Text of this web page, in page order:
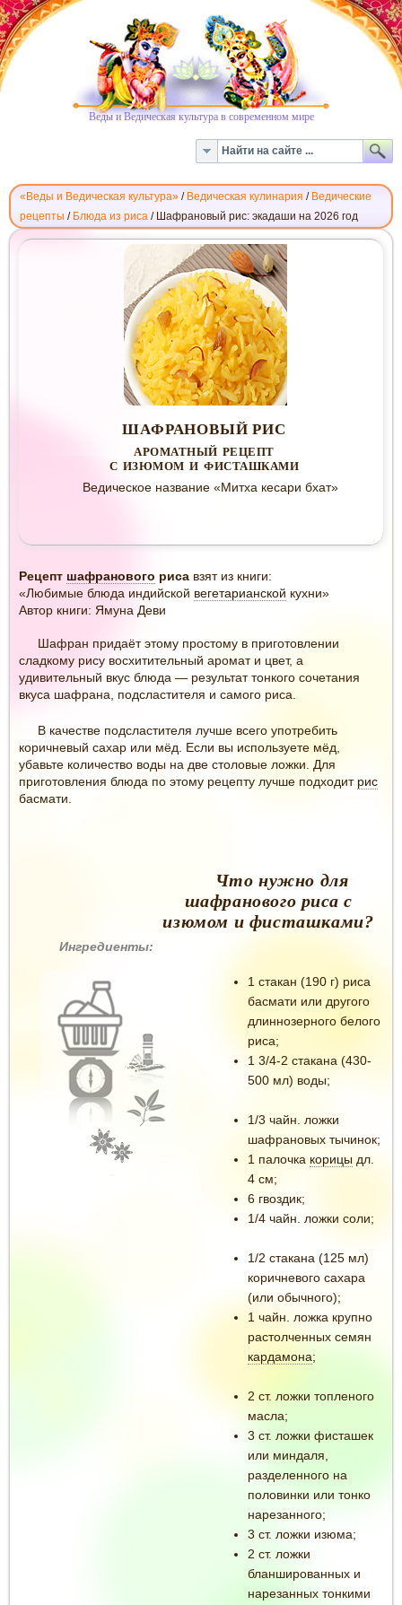
Веды и Ведическая культура в современном мире
«Веды и Ведическая культура» / Ведическая кулинария / Ведические
рецепты / Блюда из риса / Шафрановый рис: экадаши на 2026 год
ШАФРАНОВЫЙ
ШАФРАНОВЫЙ РИС
АРОМАТНЫЙ РЕЦЕПТ
С ИЗЮМОМ И ФИСТАШКАМИ
Ведическое название «Митха кесари бхат»
Рецепт шафранового риса взят из книги:
«Любимые блюда индийской вегетарианской кухни»
Автор книги: Ямуна Деви
Шафран придаёт этому простому в приготовлении
сладкому рису восхитительный аромат и цвет, а
удивительный вкус блюда — результат тонкого сочетания
вкуса шафрана, подсластителя и самого риса.
В качестве подсластителя лучше всего употребить
коричневый сахар или мёд. Если вы используете мёд,
убавьте количество воды на две столовые ложки. Для
приготовления блюда по этому рецепту лучше подходит рис
басмати.
Что нужно для
шафранового риса с
изюмом и фисташками?
Ингредиенты:
1 стакан (190 г) риса
басмати или другого
длиннозерного белого
риса;
1 3/4-2 стакана (430-
500 мл) воды;
1/3 чайн. ложки
шафрановых тычинок;
1 палочка корицы дл.
4 см;
6 гвоздик;
1/4 чайн. ложки соли;
1/2 стакана (125 мл)
коричневого сахара
(или обычного);
1 чайн. ложка крупно
растолченных семян
кардамона;
2 ст. ложки топленого
масла;
3 ст. ложки фисташек
или миндаля,
разделенного на
половинки или тонко
нарезанного;
3 ст. ложки изюма;
2 ст. ложки
бланшированных и
нарезанных тонкими